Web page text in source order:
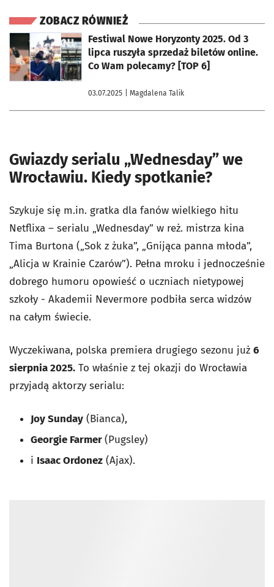
ZOBACZ RÓWNIEŻ
Festiwal Nowe Horyzonty 2025. Od 3
lipca ruszyła sprzedaż biletów online.
Co Wam polecamy? [TOP 6]
03.07.2025 | Magdalena Talik
otworzy się w nowej karcie
Gwiazdy serialu „Wednesday” we
Wrocławiu. Kiedy spotkanie?
Szykuje się m.in. gratka dla fanów wielkiego hitu
Netflixa – serialu „Wednesday” w reż. mistrza kina
Tima Burtona („Sok z żuka”, „Gnijąca panna młoda”,
„Alicja w Krainie Czarów”). Pełna mroku i jednocześnie
dobrego humoru opowieść o uczniach nietypowej
szkoły - Akademii Nevermore podbiła serca widzów
na całym świecie.
Wyczekiwana, polska premiera drugiego sezonu już 6
sierpnia 2025. To właśnie z tej okazji do Wrocławia
przyjadą aktorzy serialu:
Joy Sunday (Bianca),
Georgie Farmer(Pugsley)
i Isaac Ordonez (Ajax).